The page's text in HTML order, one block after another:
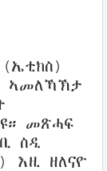
ኣመለኻኽታ
መጽሓፍ
ስዲ
እዚ ዘለናዮ